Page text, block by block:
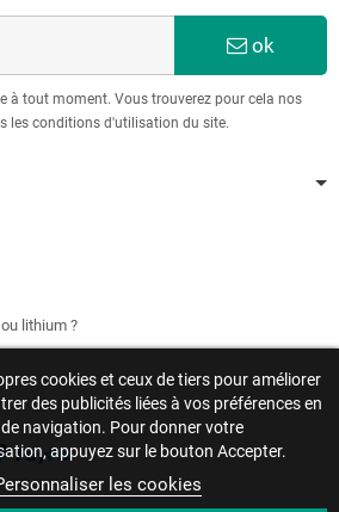
ok
à tout moment. Vous trouverez pour cela nos
les conditions d'utilisation du site.
lithium ?
cookies et ceux de tiers pour améliorer
des publicités liées à vos préférences en
navigation. Pour donner votre
appuyez sur le bouton Accepter.
les cookies